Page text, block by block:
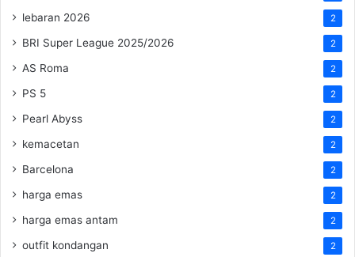
lebaran 2026 2
BRI Super League 2025/2026 2
AS Roma 2
PS 5 2
Pearl Abyss 2
kemacetan 2
Barcelona 2
harga emas 2
harga emas antam 2
outfit kondangan 2